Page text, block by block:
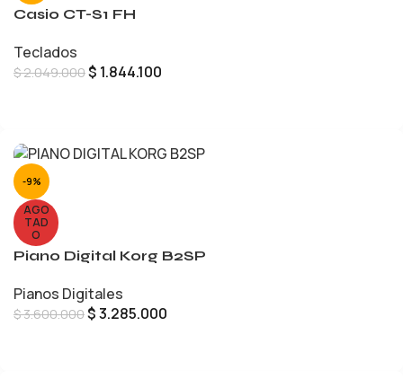
Casio CT-S1 FH
Teclados
$2.049.000$ 1.844.100
-9%
AGO
TAD
O
Piano Digital Korg B2SP
Pianos Digitales
$3.600.000$3.285.000